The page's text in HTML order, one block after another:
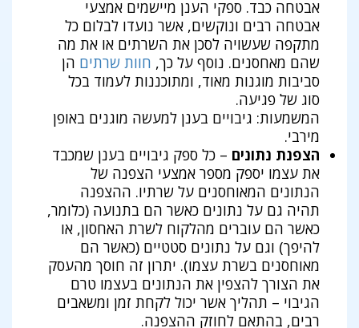
אבטחה כבד. ספקי הענן מיישמים אמצעי
אבטחה רבים ונוקשים, אשר נועדו לבלום כל
מתקפה שעשויה לסכן את השרתים או את מה
שהם מאחסנים. נוסף על כך, חוות שרתים הן
סביבות מוגנות מאוד, ומתוכננות לעמוד בכל
סוג של פגיעה.
המשמעות: גיבויים בענן למעשה מוגנים באופן
מירבי.
הצפנת נתונים – כל ספק גיבויים בענן שמכבד
את עצמו יספק מספר אמצעי הצפנה של
הנתונים המאוחסנים על שרתיו. ההצפנה
תהיה גם על נתונים כאשר הם בתנועה (כלומר,
כאשר הם עוברים מהלקוח לשרת האחסון, או
להיפך) וגם על נתונים סטטיים (כאשר הם
מאוחסנים בשרת עצמו). יתרון זה חוסך מהעסק
את הצורך להצפין את הנתונים בעצמו טרם
הגיבוי – תהליך אשר יכול לקחת זמן ומשאבים
רבים, בהתאם לחוזק ההצפנה.